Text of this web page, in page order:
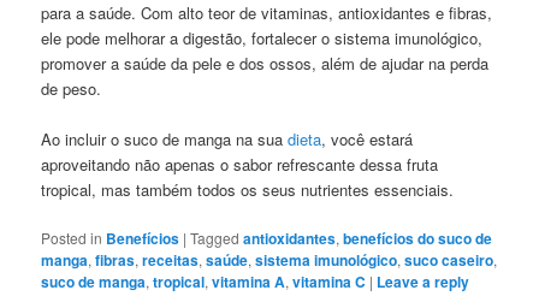
para a saúde. Com alto teor de vitaminas, antioxidantes e fibras,
ele pode melhorar a digestão, fortalecer o sistema imunológico,
promover a saúde da pele e dos ossos, além de ajudar na perda
de peso.
Ao incluir o suco de manga na suadieta, você estará
aproveitando não apenas o sabor refrescante dessa fruta
tropical, mas também todos os seus nutrientes essenciais.
Posted in Benefícios |Tagged antioxidantes,benefícios do suco de
manga,fibras,receitas,saúde,sistema imunológico,suco caseiro,
suco de manga,tropical,vitamina A,vitamina C | Leave a reply